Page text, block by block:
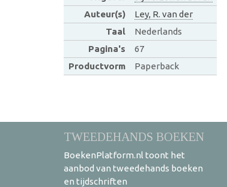
Auteur(s)
Ley, R. van der
Taal
Nederlands
Pagina's
67
Productvorm
Paperback
TWEEDEHANDS BOEKEN
BoekenPlatform.nl toont het
aanbod van tweedehands boeken
en tijdschriften